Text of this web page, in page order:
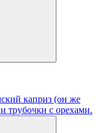
каприз (он же
трубочки с орехами.